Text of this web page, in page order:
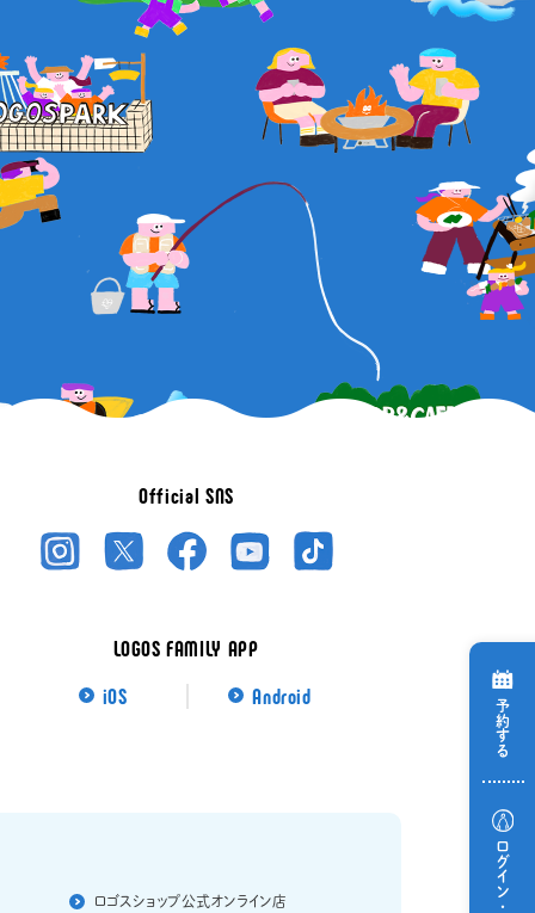
予約する
Official SNS
LOGOS FAMILY APP
iOS
Android
ロゴスショップ公式オンライン店